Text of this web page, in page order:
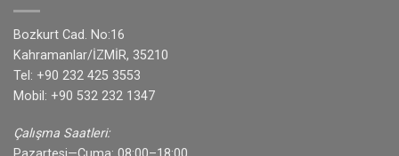
Bozkurt Cad. No:16
Kahramanlar/İZMİR, 35210
Tel: +90 232 425 3553
Mobil: +90 532 232 1347
Çalışma Saatleri: